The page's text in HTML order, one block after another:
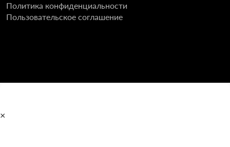
Политика конфиденциальности
Пользовательское соглашение
×